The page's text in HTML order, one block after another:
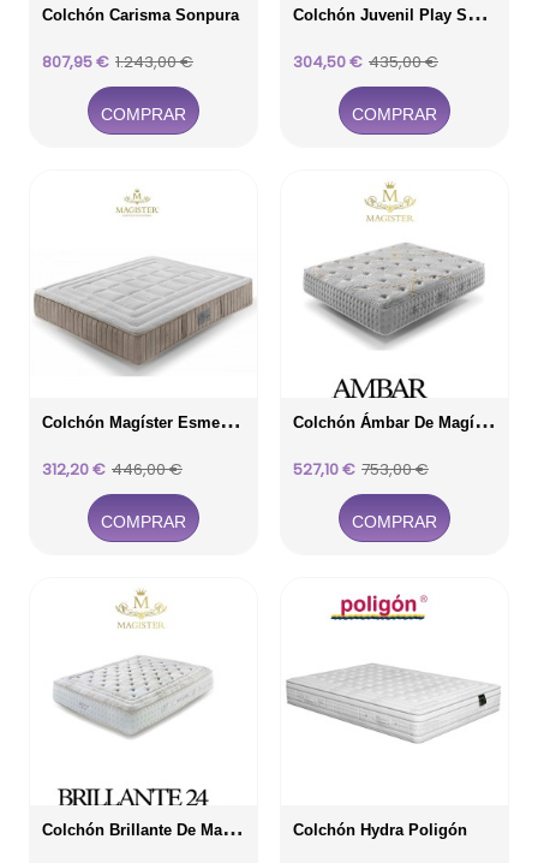
Colchón Carisma Sonpura
Precio
807,95 €Precio
base
1.243,00 €
COMPRAR
C
Olchón Juvenil Play Sonpura
Precio
304,50 €Precio
base
435,00 €
COMPRAR
C
Olchón Magíster Esmeralda
Precio
312,20 €Precio
base
446,00 €
COMPRAR
C
Olchón Ámbar De Magíster
Precio
527,10 €Precio
base
753,00 €
COMPRAR
C
Olchón Brillante De Magíster Colchón Hydra Poligón